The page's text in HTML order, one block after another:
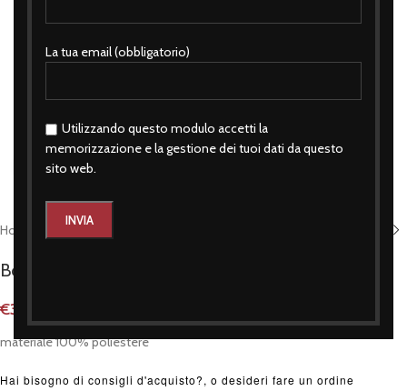
La tua email (obbligatorio)
Utilizzando questo modulo accetti la
memorizzazione e la gestione dei tuoi dati da questo
sito web.
Click to enlarge
Home Accessori
Borsa nera
€34,90
materiale 100% poliestere
Hai bisogno di consigli d'acquisto?, o desideri fare un ordine